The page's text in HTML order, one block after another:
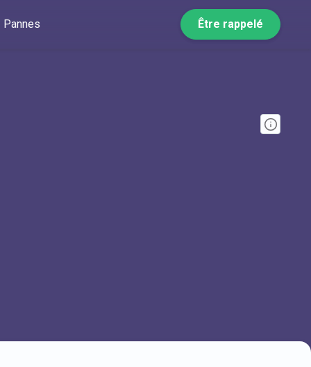
Pannes Être rappelé